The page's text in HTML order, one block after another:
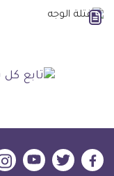
ديلي
ديلي
ديلي